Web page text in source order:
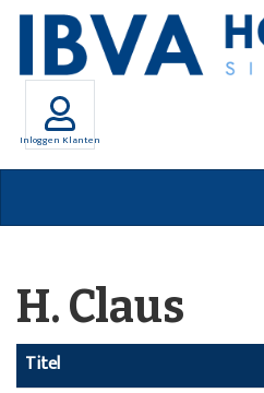
Inloggen Klanten
H. Claus
Titel